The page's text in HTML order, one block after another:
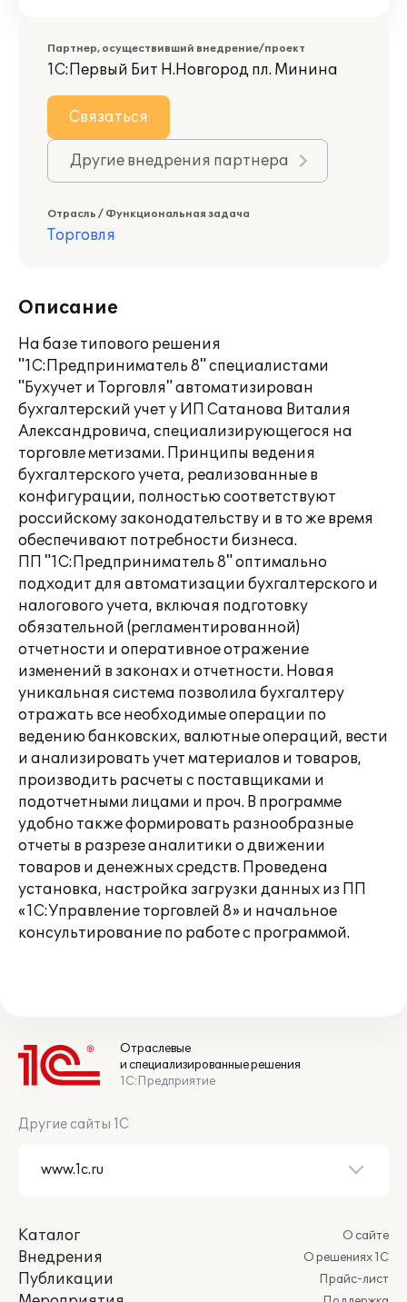
Партнер, осуществивший внедрение/проект
1С:Первый Бит Н.Новгород пл. Минина
Связаться
Другие внедрения партнера
Отрасль / Функциональная задача
Торговля
Описание
На базе типового решения
"1С:Предприниматель 8" специалистами
"Бухучет и Торговля" автоматизирован
бухгалтерский учет у ИП Сатанова Виталия
Александровича, специализирующегося на
торговле метизами. Принципы ведения
бухгалтерского учета, реализованные в
конфигурации, полностью соответствуют
российскому законодательству и в то же время
обеспечивают потребности бизнеса.
ПП "1C:Предприниматель 8" оптимально
подходит для автоматизации бухгалтерского и
налогового учета, включая подготовку
обязательной (регламентированной)
отчетности и оперативное отражение
изменений в законах и отчетности. Новая
уникальная система позволила бухгалтеру
отражать все необходимые операции по
ведению банковских, валютные операций, вести
и анализировать учет материалов и товаров,
производить расчеты с поставщиками и
подотчетными лицами и проч. В программе
удобно также формировать разнообразные
отчеты в разрезе аналитики о движении
товаров и денежных средств. Проведена
установка, настройка загрузки данных из ПП
«1С:Управление торговлей 8» и начальное
консультирование по работе с программой.
Отраслевые
и специализированные решения
1С:Предприятие
Другие сайты 1С
Каталог
Внедрения
Публикации
О сайте
О решениях 1С
Прайс-лист